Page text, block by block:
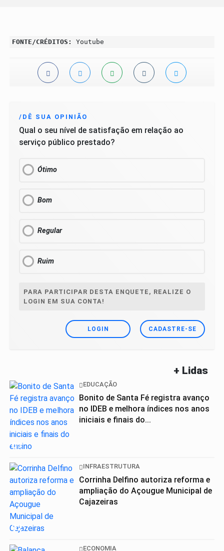
FONTE/CRÉDITOS: Youtube
/DÊ SUA OPINIÃO
Qual o seu nível de satisfação em relação ao
serviço público prestado?
Ótimo
Bom
Regular
Ruim
PARA PARTICIPAR DESTA ENQUETE, REALIZE O
LOGIN EM SUA CONTA!
LOGIN CADASTRE-SE
+ Lidas
01
EDUCAÇÃO
Bonito de Santa Fé registra avanço
no IDEB e melhora índices nos anos
iniciais e finais do...
02
INFRAESTRUTURA
Corrinha Delfino autoriza reforma e
ampliação do Açougue Municipal de
Cajazeiras
ECONOMIA